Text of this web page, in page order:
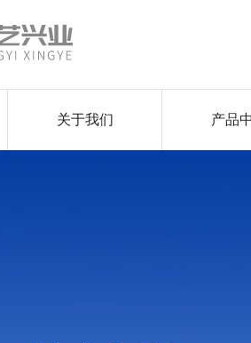
关于我们 产品